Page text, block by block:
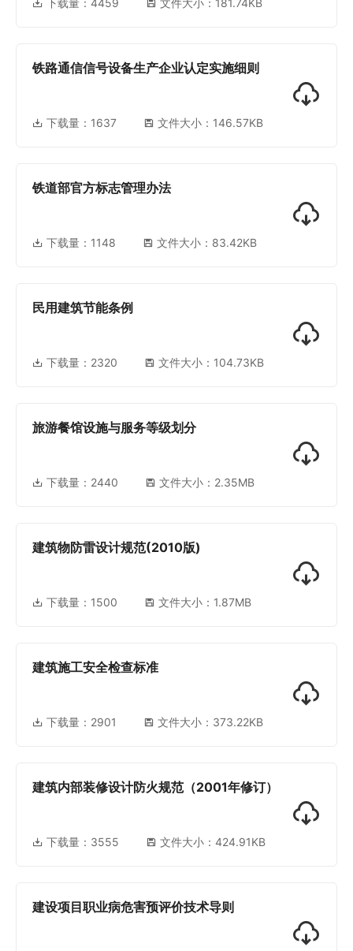
下载量： 4459 文件大小：181.74KB
铁路通信信号设备生产企业认定实施细则
下载量： 1637 文件大小：146.57KB
铁道部官方标志管理办法
下载量： 1148 文件大小：83.42KB
民用建筑节能条例
下载量： 2320 文件大小：104.73KB
旅游餐馆设施与服务等级划分
下载量： 2440 文件大小：2.35MB
建筑物防雷设计规范(2010版)
下载量： 1500 文件大小：1.87MB
建筑施工安全检查标准
下载量： 2901 文件大小：373.22KB
建筑内部装修设计防火规范（2001年修订）
下载量： 3555 文件大小：424.91KB
建设项目职业病危害预评价技术导则